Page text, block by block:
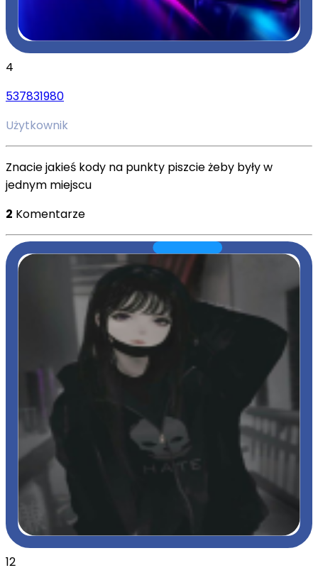
4
537831980
Użytkownik
Znacie jakieś kody na punkty piszcie żeby były w
jednym miejscu
2 Komentarze
12